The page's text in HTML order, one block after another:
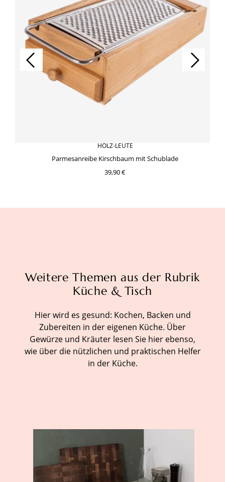
HOLZ-LEUTE
Parmesanreibe Kirschbaum mit Schublade
39,90 €
Weitere Themen aus der Rubrik
Küche & Tisch
Hier wird es gesund: Kochen, Backen und
Zubereiten in der eigenen Küche. Über
Gewürze und Kräuter lesen Sie hier ebenso,
wie über die nützlichen und praktischen Helfer
in der Küche.